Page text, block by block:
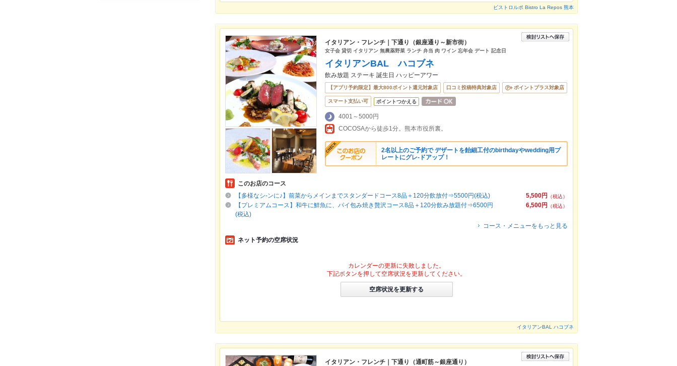
ビストロルポ Bistro La Repos 熊本
イタリアン・フレンチ｜下通り（銀座通り～新市街）
女子会 貸切 イタリアン 無農薬野菜 ランチ 弁当 肉 ワイン 忘年会 デート 記念日
イタリアンBAL ハコブネ
飲み放題 ステーキ 誕生日 ハッピーアワー
【アプリ予約限定】最大800ポイント還元対象店 口コミ投稿特典対象店 ポイントプラス対象店
スマート支払い可 ポイントつかえる
4001～5000円
COCOSAから徒歩1分。熊本市役所裏。
2名以上のご予約で デザートを飴細工付のbirthdayやwedding用プ
レートにグレ-ドアップ！
このお店のコース
5,500円
（税込）
【多様なシ-ンに♪】前菜からメインまでスタンダードコース8品＋120分飲放付⇒5500円(税込)
6,500円
（税込）
【プレミアムコース】和牛に鮮魚に、パイ包み焼き贅沢コース8品＋120分飲み放題付⇒6500円
(税込)
コース・メニューをもっと見る
ネット予約の空席状況
カレンダーの更新に失敗しました。
下記ボタンを押して空席状況を更新してください。
空席状況を更新する
イタリアンBAL ハコブネ
イタリアン・フレンチ｜下通り（通町筋～銀座通り）